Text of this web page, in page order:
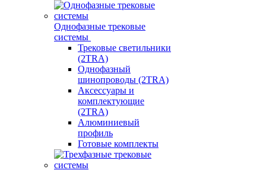
Однофазные трековые
системы
Трековые светильники
(2TRA)
Однофазный
шинопроводы (2TRA)
Аксессуары и
комплектующие
(2TRA)
Алюминиевый
профиль
Готовые комплекты